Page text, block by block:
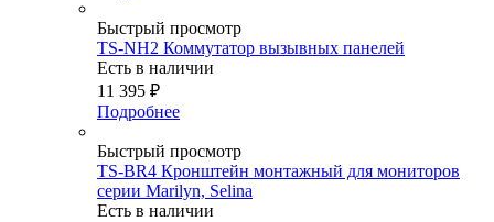
Быстрый просмотр
TS-NH2 Коммутатор вызывных панелей
Есть в наличии
11 395 ₽
Подробнее
Быстрый просмотр
TS-BR4 Кронштейн монтажный для мониторов
серии Marilyn, Selina
Есть в наличии